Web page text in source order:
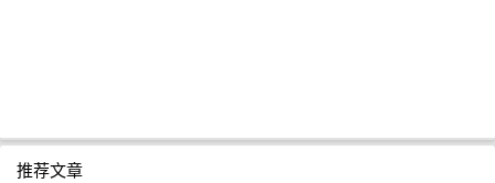
推荐文章